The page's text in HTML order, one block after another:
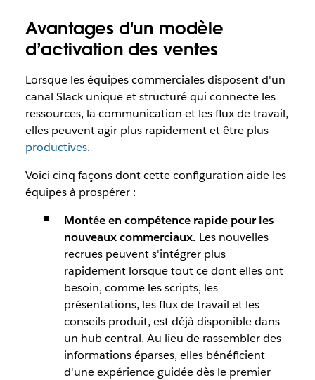
Avantages d'un modèle
d’activation des ventes
Lorsque les équipes commerciales disposent d'un
canal Slack unique et structuré qui connecte les
ressources, la communication et les flux de travail,
elles peuvent agir plus rapidement et être plus
productives.
Voici cinq façons dont cette configuration aide les
équipes à prospérer :
Montée en compétence rapide pour les
nouveaux commerciaux. Les nouvelles
recrues peuvent s'intégrer plus
rapidement lorsque tout ce dont elles ont
besoin, comme les scripts, les
présentations, les flux de travail et les
conseils produit, est déjà disponible dans
un hub central. Au lieu de rassembler des
informations éparses, elles bénéficient
d'une expérience guidée dès le premier